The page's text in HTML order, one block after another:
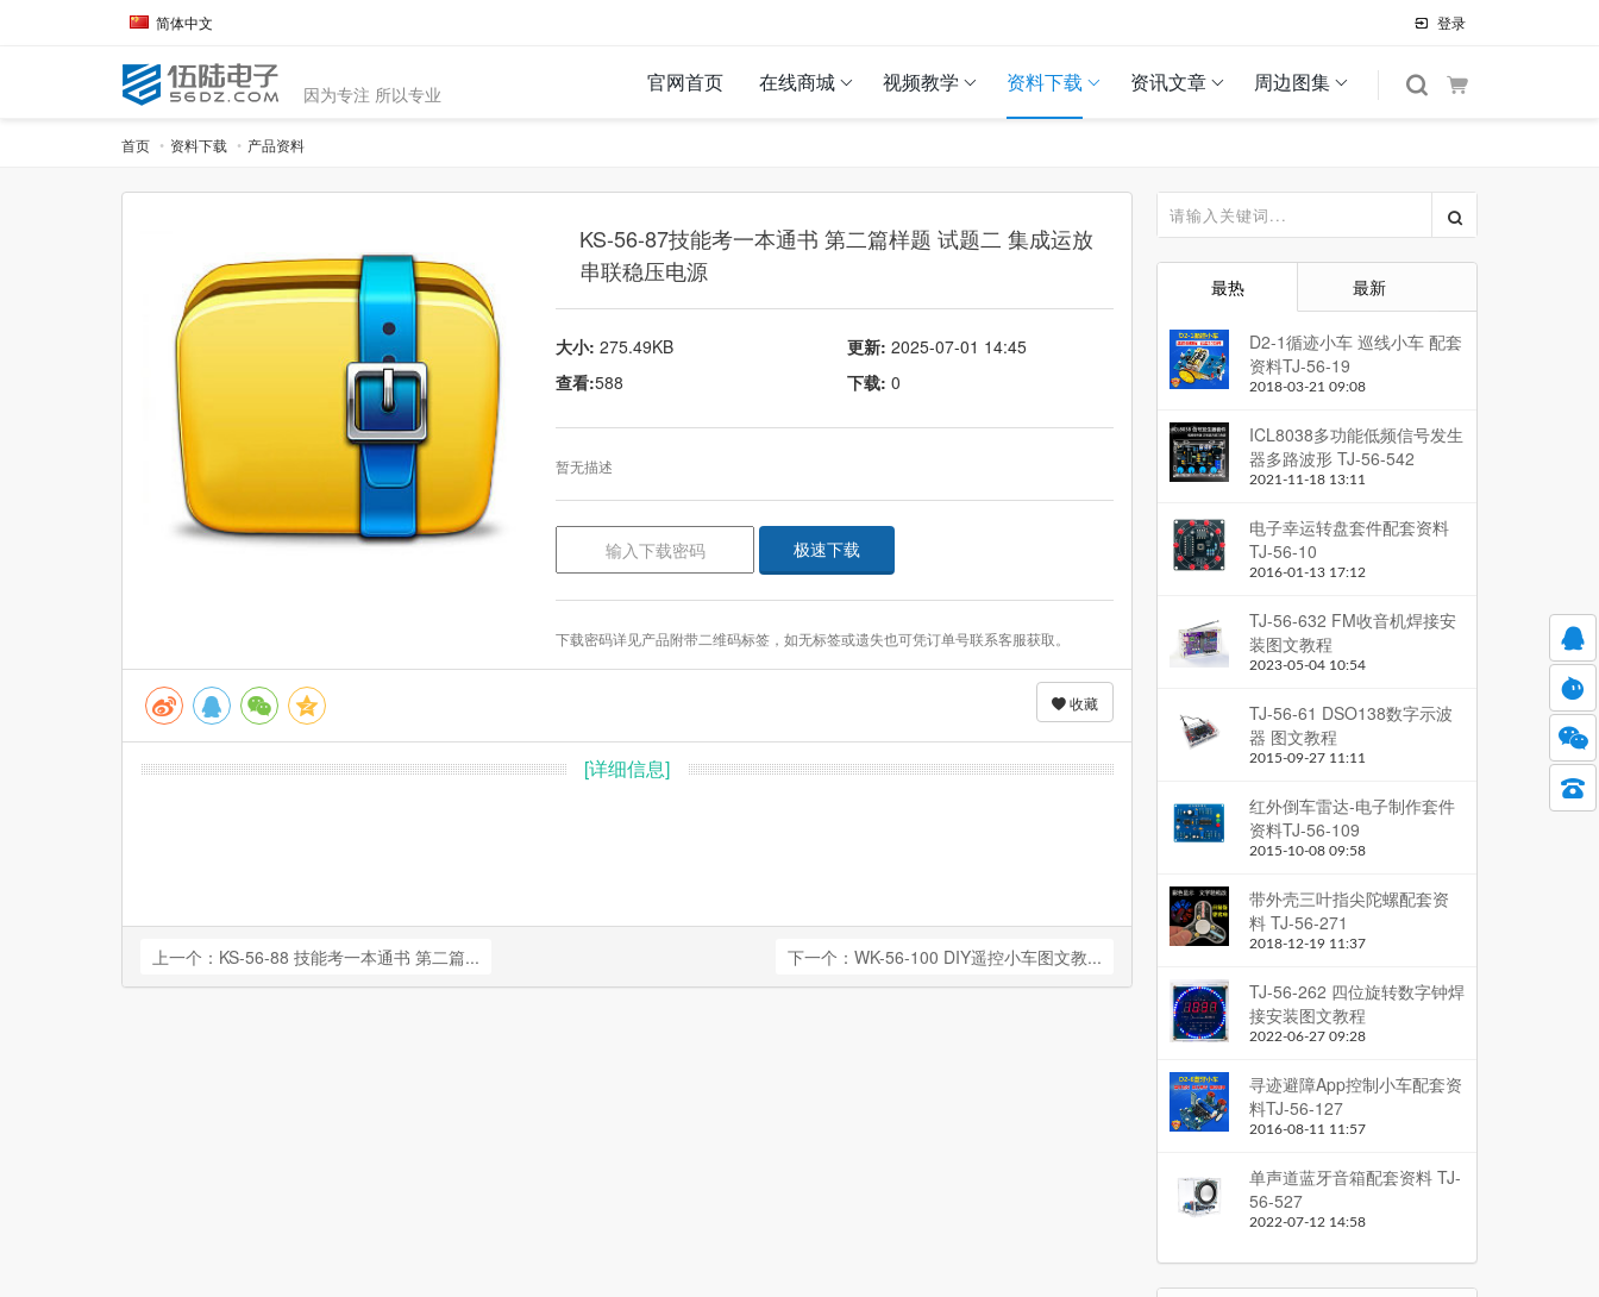
简体中文 登录
因为专注 所以专业 官网首页 在线商城 视频教学 资料下载 资讯文章 周边图集
首页 资料下载 产品资料
KS-56-87技能考一本通书 第二篇样题 试题二 集成运放
串联稳压电源
大小: 275.49KB 更新: 2025-07-01 14:45
查看:588 下载: 0
暂无描述
极速下载
下载密码详见产品附带二维码标签，如无标签或遗失也可凭订单号联系客服获取。
收藏
[详细信息]
上一个：KS-56-88 技能考一本通书 第二篇... 下一个：WK-56-100 DIY遥控小车图文教...
最热 最新
D2-1循迹小车 巡线小车 配套
资料TJ-56-19
2018-03-21 09:08
ICL8038多功能低频信号发生
器多路波形 TJ-56-542
2021-11-18 13:11
电子幸运转盘套件配套资料
TJ-56-10
2016-01-13 17:12
TJ-56-632 FM收音机焊接安
装图文教程
2023-05-04 10:54
TJ-56-61 DSO138数字示波
器 图文教程
2015-09-27 11:11
红外倒车雷达-电子制作套件
资料TJ-56-109
2015-10-08 09:58
带外壳三叶指尖陀螺配套资
料 TJ-56-271
2018-12-19 11:37
TJ-56-262 四位旋转数字钟焊
接安装图文教程
2022-06-27 09:28
寻迹避障App控制小车配套资
料TJ-56-127
2016-08-11 11:57
单声道蓝牙音箱配套资料 TJ-
56-527
2022-07-12 14:58